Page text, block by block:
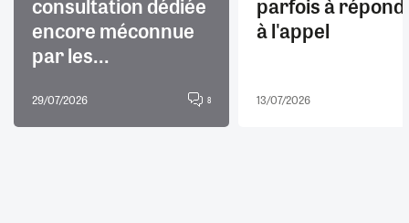
encore méconnue
par les...
29/07/2026 8
à l'appel
13/07/2026